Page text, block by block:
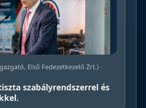
Első Fedezetkezelő Zrt.) ·
szabályrendszerrel és